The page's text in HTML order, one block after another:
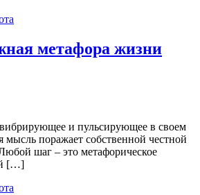
метафора жизни
и пульсирующее в своем
поражает собственной честной
шаг – это метафорическое
[…]